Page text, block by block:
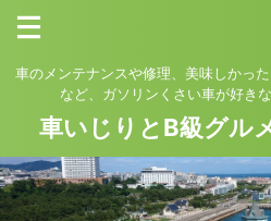
車のメンテナンスや修理、美味しかっ
など、ガソリンくさい車が好き
車いじりとB級グル